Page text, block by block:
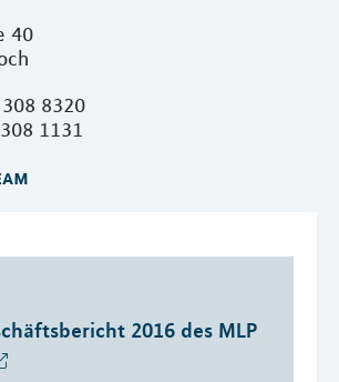
40
8320
1131
2016 des MLP